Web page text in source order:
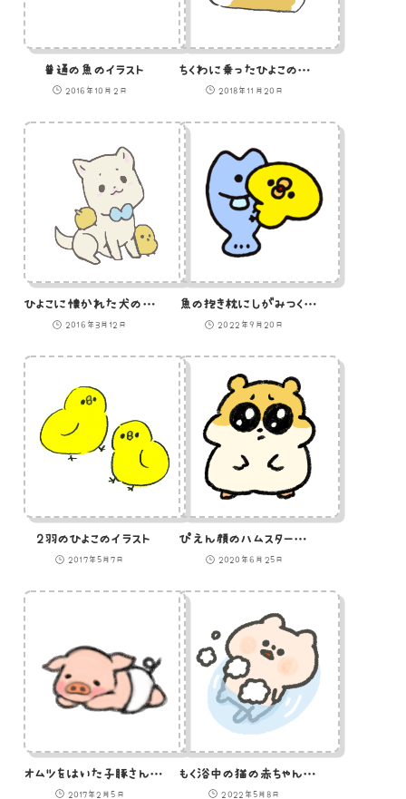
普通の魚のイラスト
2016年10月2日
ちくわに乗ったひよこのイラスト
2018年11月20日
ひよこに懐かれた犬のイラスト
2016年3月12日
魚の抱き枕にしがみつくひよこのイラスト
2022年9月20日
2羽のひよこのイラスト
2017年5月7日
ぴえん顔のハムスターのイラスト
2020年6月25日
オムツをはいた子豚さんのイラスト
2017年2月5日
もく浴中の猫の赤ちゃんのイラスト
2022年5月8日